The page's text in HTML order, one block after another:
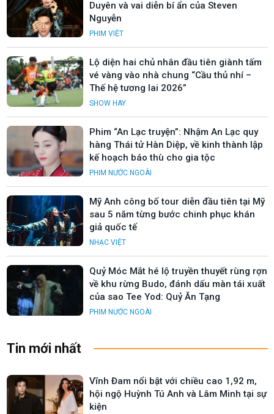
Duyên và vai diễn bí ẩn của Steven
Nguyễn
PHIM VIỆT
Lộ diện hai chủ nhân đầu tiên giành tấm
vé vàng vào nhà chung “Cầu thủ nhí –
Thế hệ tương lai 2026”
SHOW HAY
Phim “An Lạc truyện”: Nhậm An Lạc quy
hàng Thái tử Hàn Diệp, về kinh thành lập
kế hoạch báo thù cho gia tộc
PHIM NƯỚC NGOÀI
Mỹ Anh công bố tour diễn đầu tiên tại Mỹ
sau 5 năm từng bước chinh phục khán
giả quốc tế
NHẠC VIỆT
Quỷ Móc Mắt hé lộ truyền thuyết rùng rợn
về khu rừng Budo, đánh dấu màn tái xuất
của sao Tee Yod: Quỷ Ăn Tạng
PHIM NƯỚC NGOÀI
Tin mới nhất
Vĩnh Đam nổi bật với chiều cao 1,92 m,
hội ngộ Huỳnh Tú Anh và Lâm Minh tại sự
kiện